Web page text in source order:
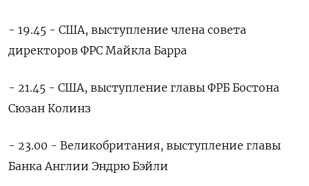
- 19.45 - США, выступление члена совета
директоров ФРС Майкла Барра
- 21.45 - США, выступление главы ФРБ Бостона
Сюзан Колинз
- 23.00 - Великобритания, выступление главы
Банка Англии Эндрю Бэйли